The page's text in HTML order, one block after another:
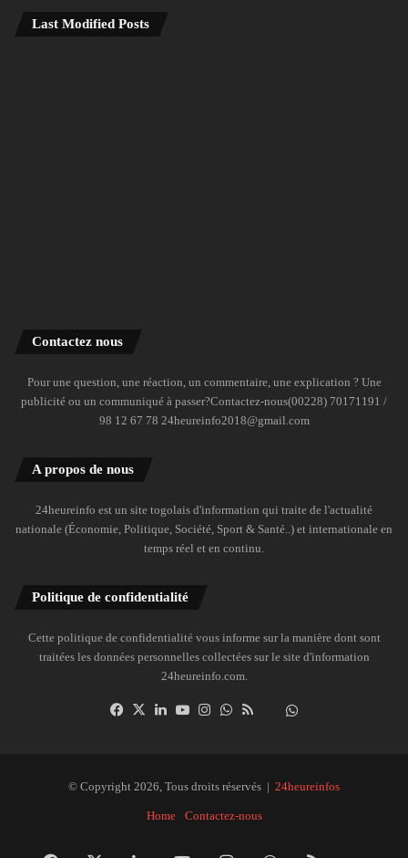
Last Modified Posts
Contactez nous
Pour une question, une réaction, un commentaire, une explication ? Une
publicité ou un communiqué à passer?Contactez-nous(00228) 70171191 /
98 12 67 78 24heureinfo2018@gmail.com
A propos de nous
24heureinfo est un site togolais d'information qui traite de l'actualité
nationale (Économie, Politique, Société, Sport & Santé..) et internationale en
temps réel et en continu.
Politique de confidentialité
Cette politique de confidentialité vous informe sur la manière dont sont
traitées les données personnelles collectées sur le site d'information
24heureinfo.com.
Facebook
X LinkedinYouTubeInstagramWhatsAppDailymotion
© Copyright 2026, Tous droits réservés | 24heureinfos
Home Contactez-nous